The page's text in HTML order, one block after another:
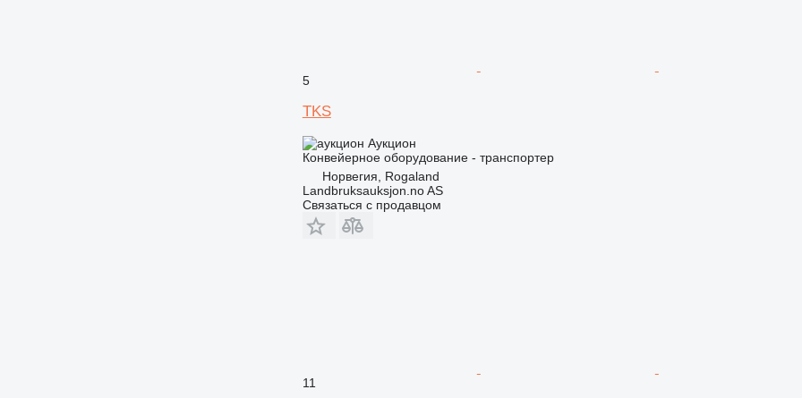
5
TKS
Аукцион
Конвейерное оборудование - транспортер
Норвегия, Rogaland
Landbruksauksjon.no AS
Связаться с продавцом
11